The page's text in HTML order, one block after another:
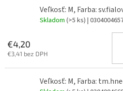
Veľkosť: M, Farba:
Skladom (>5 ks) |
€4,20
€3,41 bez DPH
Veľkosť: M, Farba: